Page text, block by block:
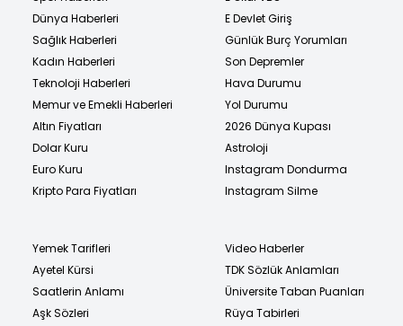
Dünya Haberleri
Sağlık Haberleri
Kadın Haberleri
Teknoloji Haberleri
Memur ve Emekli Haberleri
Altın Fiyatları
Dolar Kuru
Euro Kuru
Kripto Para Fiyatları
E Devlet Giriş
Günlük Burç Yorumları
Son Depremler
Hava Durumu
Yol Durumu
2026 Dünya Kupası
Astroloji
Instagram Dondurma
Instagram Silme
Yemek Tarifleri
Ayetel Kürsi
Saatlerin Anlamı
Aşk Sözleri
Video Haberler
TDK Sözlük Anlamları
Üniversite Taban Puanları
Rüya Tabirleri